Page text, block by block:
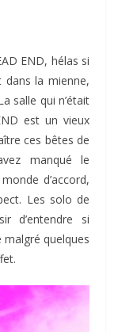
END, hélas si
dans la mienne,
salle qui n’était
est un vieux
ces bêtes de
manqué le
d’accord,
Les solo de
d’entendre si
malgré quelques